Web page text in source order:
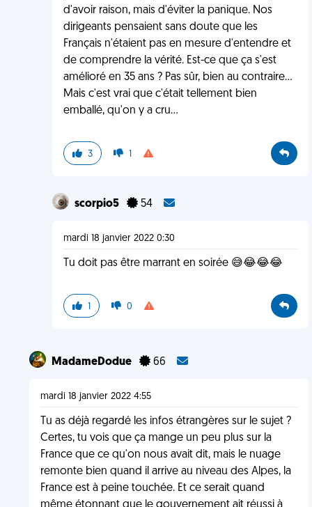
d'avoir raison, mais d'éviter la panique. Nos
dirigeants pensaient sans doute que les
Français n'étaient pas en mesure d'entendre et
de comprendre la vérité. Est-ce que ça s'est
amélioré en 35 ans ? Pas sûr, bien au contraire...
Mais c'est vrai que c'était tellement bien
emballé, qu'on y a cru...
3 1
scorpio5 54
mardi 18 janvier 2022 0:30
Tu doit pas être marrant en soirée 😅😂😂😂
1 0
MadameDodue 66
mardi 18 janvier 2022 4:55
Tu as déjà regardé les infos étrangères sur le sujet ?
Certes, tu vois que ça mange un peu plus sur la
France que ce qu'on nous avait dit, mais le nuage
remonte bien quand il arrive au niveau des Alpes, la
France est à peine touchée. Et ce serait quand